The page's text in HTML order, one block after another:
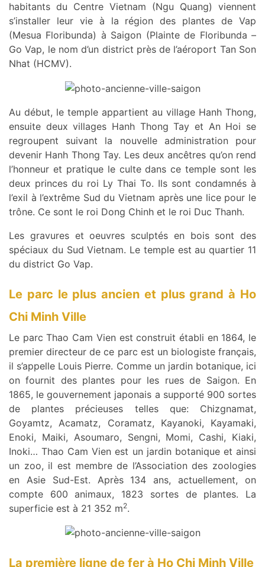
habitants du Centre Vietnam (Ngu Quang) viennent
s’installer leur vie à la région des plantes de Vap
(Mesua Floribunda) à Saigon (Plainte de Floribunda –
Go Vap, le nom d’un district près de l’aéroport Tan Son
Nhat (HCMV).
Au début, le temple appartient au village Hanh Thong,
ensuite deux villages Hanh Thong Tay et An Hoi se
regroupent suivant la nouvelle administration pour
devenir Hanh Thong Tay. Les deux ancêtres qu’on rend
l’honneur et pratique le culte dans ce temple sont les
deux princes du roi Ly Thai To. Ils sont condamnés à
l’exil à l’extrême Sud du Vietnam après une lice pour le
trône. Ce sont le roi Dong Chinh et le roi Duc Thanh.
Les gravures et oeuvres sculptés en bois sont des
spéciaux du Sud Vietnam. Le temple est au quartier 11
du district Go Vap.
Le parc le plus ancien et plus grand à Ho
Chi Minh Ville
Le parc Thao Cam Vien est construit établi en 1864, le
premier directeur de ce parc est un biologiste français,
il s’appelle Louis Pierre. Comme un jardin botanique, ici
on fournit des plantes pour les rues de Saigon. En
1865, le gouvernement japonais a supporté 900 sortes
de plantes précieuses telles que: Chizgnamat,
Goyamtz, Acamatz, Coramatz, Kayanoki, Kayamaki,
Enoki, Maiki, Asoumaro, Sengni, Momi, Cashi, Kiaki,
Inoki… Thao Cam Vien est un jardin botanique et ainsi
un zoo, il est membre de l’Association des zoologies
en Asie Sud-Est. Après 134 ans, actuellement, on
compte 600 animaux, 1823 sortes de plantes. La
superficie est à 21 352 m2.
La première ligne de fer à Ho Chi Minh Ville